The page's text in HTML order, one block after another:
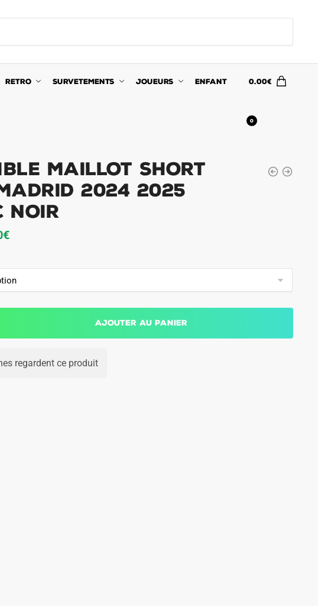
RETRO SURVETEMENTS JOUEURS ENFANT 0.00€
0
Maillot Short
2024 2025
Noir
€Le
actuel
est :
Ajouter au panier
regardent ce produit